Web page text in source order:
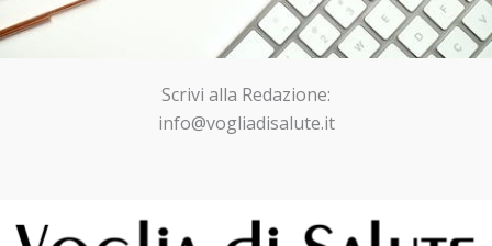
Scrivi alla Redazione:
info@vogliadisalute.it